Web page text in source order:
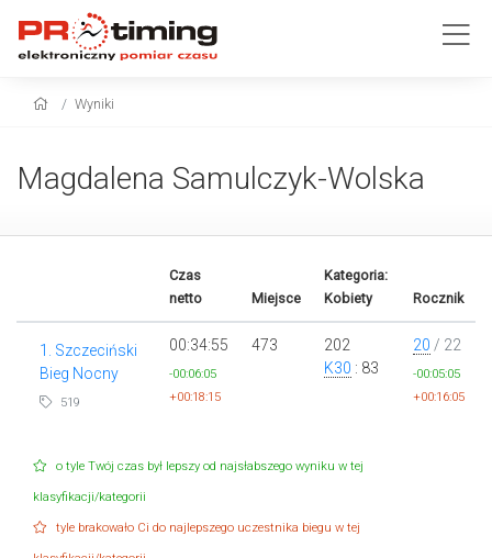
Wyniki
Magdalena Samulczyk-Wolska
Czas
netto
Miejsce
Kategoria:
Kobiety
Rocznik
1. Szczeciński
Bieg Nocny
519
00:34:55
-00:06:05
+00:18:15
473
202
K30 : 83
20 / 22
-00:05:05
+00:16:05
o tyle Twój czas był lepszy od najsłabszego wyniku w tej
klasyfikacji/kategorii
tyle brakowało Ci do najlepszego uczestnika biegu w tej